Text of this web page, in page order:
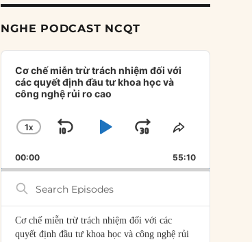
NGHE PODCAST NCQT
Audio
Player
Cơ chế miễn trừ trách nhiệm đối với
các quyết định đầu tư khoa học và
công nghệ rủi ro cao
CHANGE
RATE
1X
SKIP
BACKWARD
PLAYJUMP
FORWARD
SHARE
EPISODE
00:00 55:10
Search
Episodes
Cơ chế miễn trừ trách nhiệm đối với các
quyết định đầu tư khoa học và công nghệ rủi